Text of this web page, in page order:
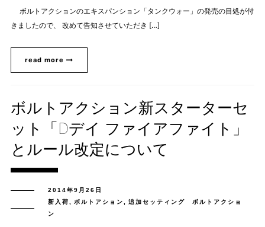
ボルトアクションのエキスパンション「タンクウォー」の発売の目処が付
きましたので、 改めて告知させていただき […]
read more
ボルトアクション新スターターセ
ット「Dデイ ファイアファイト」
とルール改定について
2014年9月26日
新入荷
ボルトアション
追加セッティング ボルトアクショ
ン